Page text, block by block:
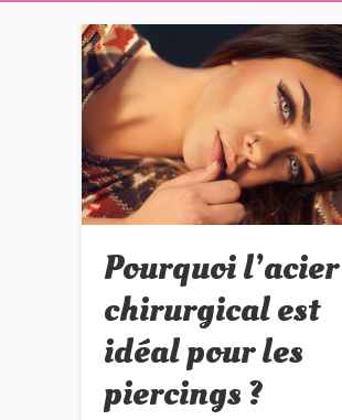
Pourquoi l’acier
chirurgical est
idéal pour les
piercings ?